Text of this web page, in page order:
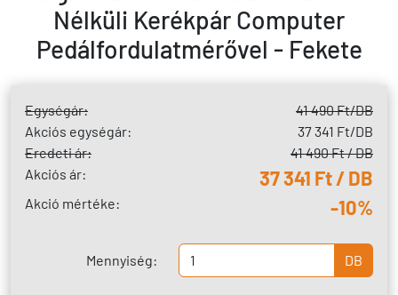
Nélküli Kerékpár Computer
Pedálfordulatmérővel - Fekete
Egységár: 41 490 Ft/DB
Akciós egységár:
37 341 Ft/DB
Eredeti ár:
41 490 Ft / DB
Akciós ár:
37 341 Ft / DB
Akció mértéke: -10%
Mennyiség: DB